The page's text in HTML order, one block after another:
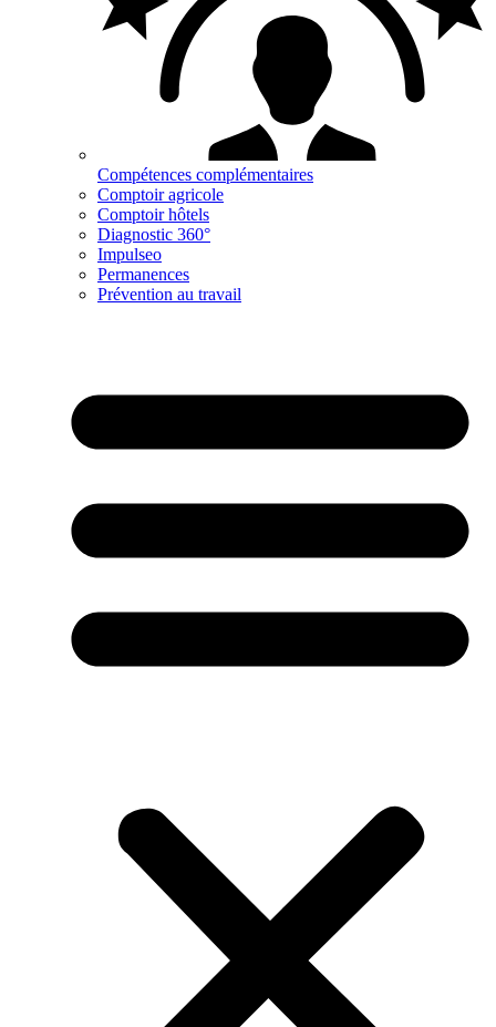
Compétences complémentaires
Comptoir agricole
Comptoir hôtels
Diagnostic 360°
Impulseo
Permanences
Prévention au travail